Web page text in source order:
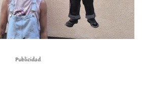
Publicidad